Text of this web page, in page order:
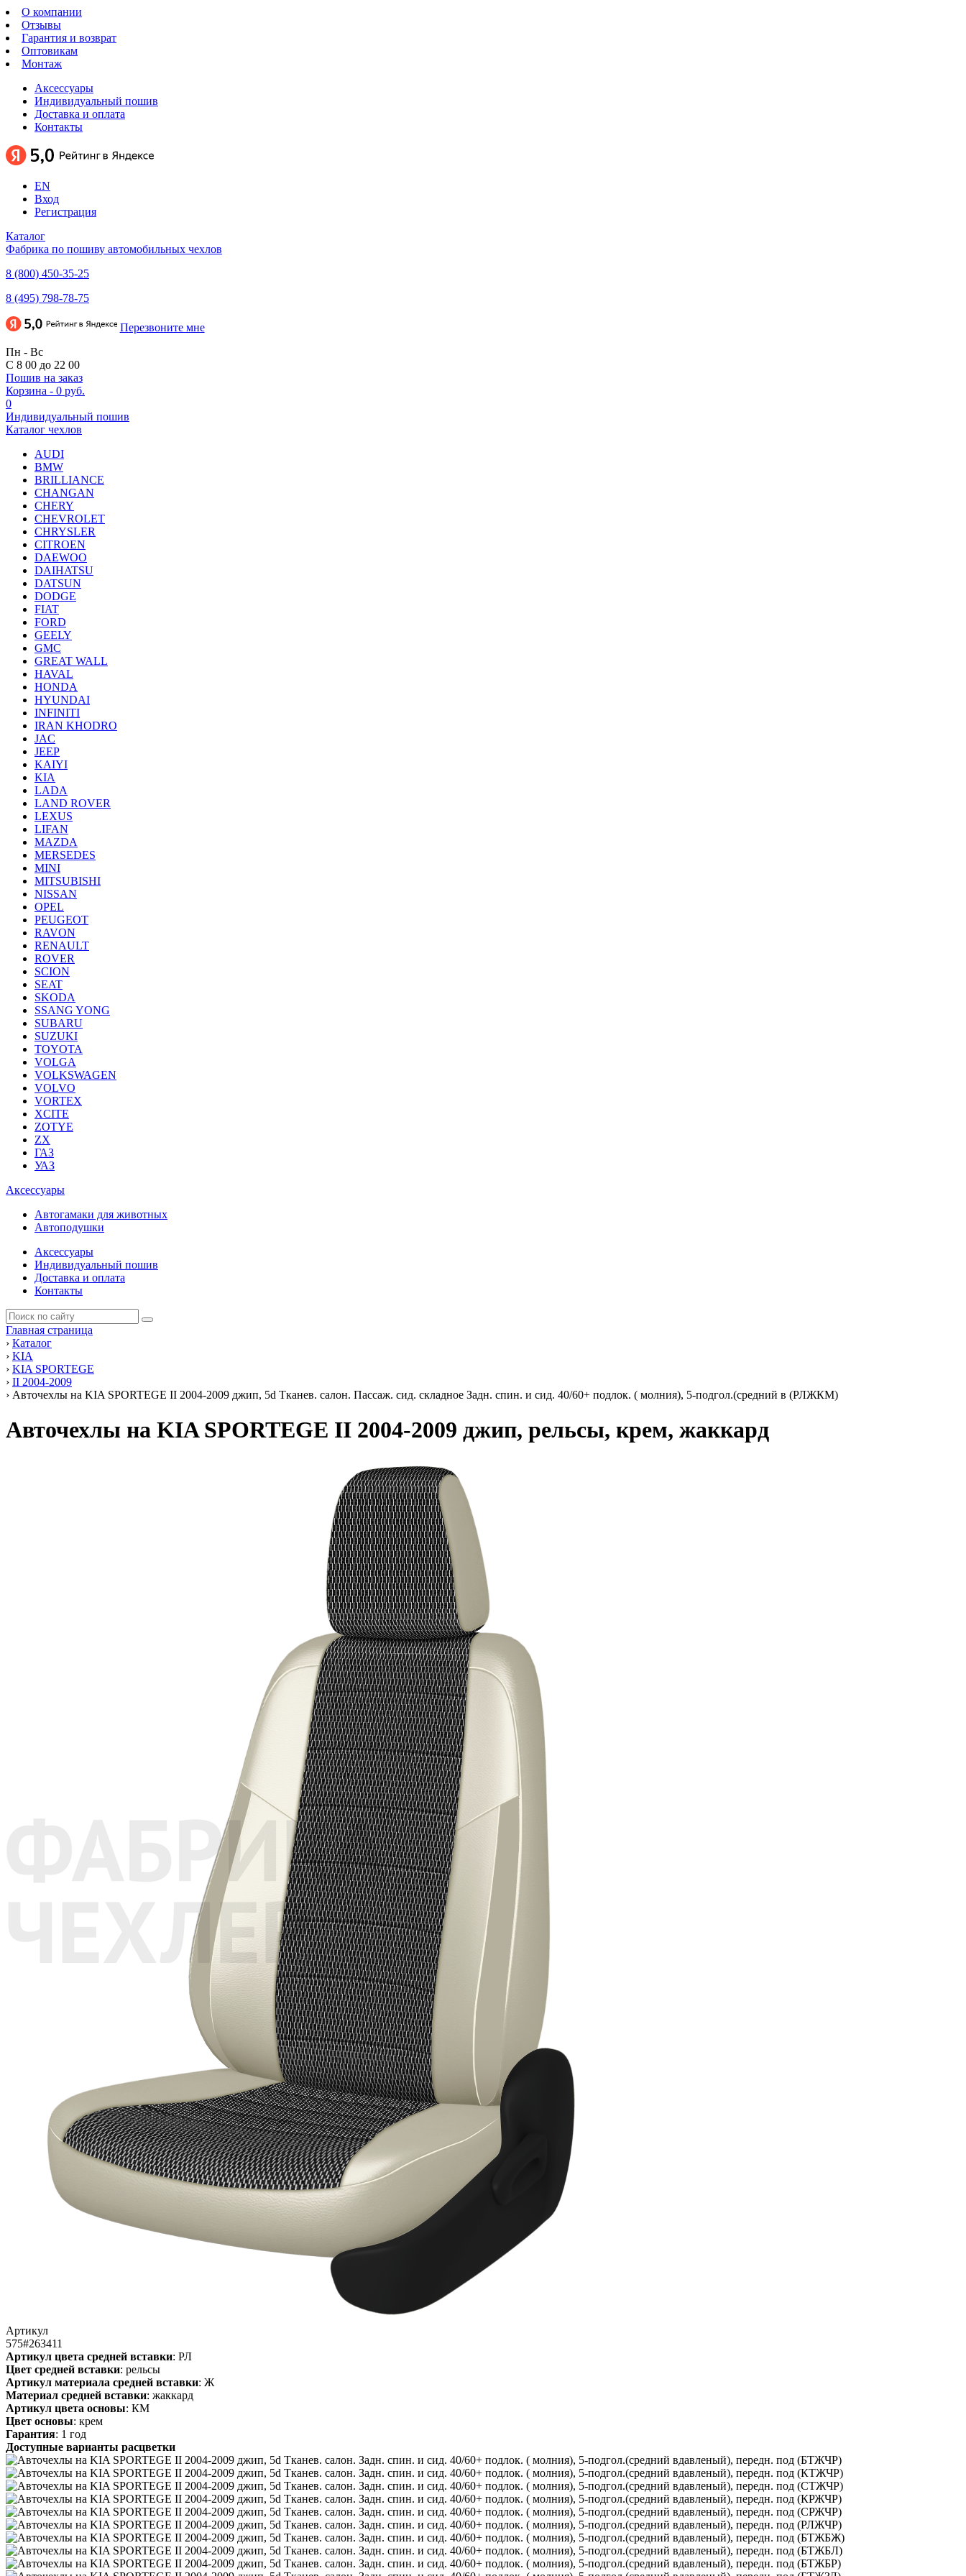
О компании
Отзывы
Гарантия и возврат
Оптовикам
Монтаж
Аксессуары
Индивидуальный пошив
Доставка и оплата
Контакты
EN
Вход
Регистрация
Каталог
Фабрика по пошиву автомобильных чехлов
8 (800) 450-35-25
8 (495) 798-78-75
Перезвоните мне
Пн - Вс
С 8 00 до 22 00
Пошив на заказ
Корзина - 0 руб.
0
Индивидуальный пошив
Каталог чехлов
AUDI
BMW
BRILLIANCE
CHANGAN
CHERY
CHEVROLET
CHRYSLER
CITROEN
DAEWOO
DAIHATSU
DATSUN
DODGE
FIAT
FORD
GEELY
GMC
GREAT WALL
HAVAL
HONDA
HYUNDAI
INFINITI
IRAN KHODRO
JAC
JEEP
KAIYI
KIA
LADA
LAND ROVER
LEXUS
LIFAN
MAZDA
MERSEDES
MINI
MITSUBISHI
NISSAN
OPEL
PEUGEOT
RAVON
RENAULT
ROVER
SCION
SEAT
SKODA
SSANG YONG
SUBARU
SUZUKI
TOYOTA
VOLGA
VOLKSWAGEN
VOLVO
VORTEX
XCITE
ZOTYE
ZX
ГАЗ
УАЗ
Аксессуары
Автогамаки для животных
Автоподушки
Аксессуары
Индивидуальный пошив
Доставка и оплата
Контакты
Главная страница
› Каталог
› KIA
› KIA SPORTEGE
› II 2004-2009
› Авточехлы на KIA SPORTEGE II 2004-2009 джип, 5d Тканев. салон. Пассаж. сид. складное Задн. спин. и сид. 40/60+ подлок. ( молния), 5-подгол.(средний в (РЛЖКМ)
Авточехлы на KIA SPORTEGE II 2004-2009 джип, рельсы, крем, жаккард
Артикул
575#263411
Артикул цвета средней вставки: РЛ
Цвет средней вставки: рельсы
Артикул материала средней вставки: Ж
Материал средней вставки: жаккард
Артикул цвета основы: КМ
Цвет основы: крем
Гарантия: 1 год
Доступные варианты расцветки